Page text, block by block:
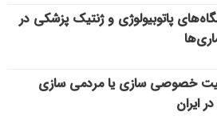
پاتوبیولوژی و ژنتیک پزشکی در
خصوصی سازی یا مردمی سازی
ایران